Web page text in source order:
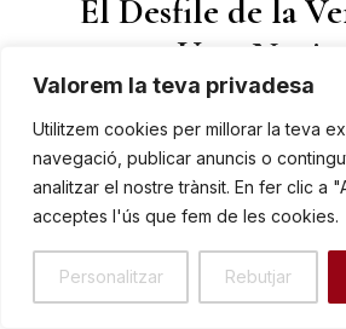
Valorem la teva privadesa
Utilitzem cookies per millorar la teva
navegació, publicar anuncis o
analitzar el nostre trànsit. En fer clic a
acceptes l'ús que fem de les cookies.
Personalitzar Rebutjar
El Desfile de la
Usos Nocivos
Racismo y Odio
Uso de la IA para crear
perpetúa estereotipos y